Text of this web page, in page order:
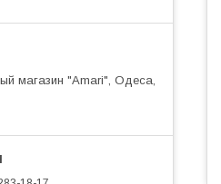
магазин "Amari", Одеса,